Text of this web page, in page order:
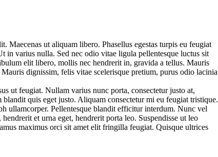
Maecenas ut aliquam libero. Phasellus egestas turpis eu feugiat
in varius nulla. Sed nec odio vitae ligula pellentesque luctus sit
elit libero, mollis nec hendrerit in, gravida a tellus. Mauris
dignissim, felis vitae scelerisque pretium, purus odio lacinia
ut feugiat. Nullam varius nunc porta, consectetur justo at,
quis eget justo. Aliquam consectetur mi eu feugiat tristique.
ullamcorper. Pellentesque blandit efficitur interdum. Nunc vel
et urna eget, hendrerit porta leo. Suspendisse ut leo
maximus orci sit amet elit fringilla feugiat. Quisque ultrices